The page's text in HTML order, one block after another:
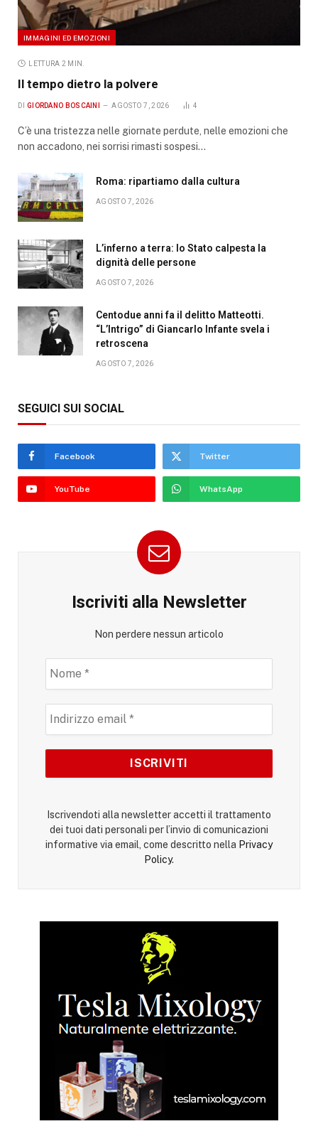
IMMAGINI ED EMOZIONI
LETTURA 2 MIN.
Il tempo dietro la polvere
DI GIORDANO BOSCAINI AGOSTO 7, 2026 4
C’è una tristezza nelle giornate perdute, nelle emozioni che
non accadono, nei sorrisi rimasti sospesi…
Roma: ripartiamo dalla cultura
AGOSTO 7, 2026
L’inferno a terra: lo Stato calpesta la
dignità delle persone
AGOSTO 7, 2026
Centodue anni fa il delitto Matteotti.
“L’Intrigo” di Giancarlo Infante svela i
retroscena
AGOSTO 7, 2026
SEGUICI SUI SOCIAL
Facebook Twitter
YouTube WhatsApp
Iscriviti alla Newsletter
Non perdere nessun articolo
Iscrivendoti alla newsletter accetti il trattamento
dei tuoi dati personali per l’invio di comunicazioni
informative via email, come descritto nella Privacy
Policy.